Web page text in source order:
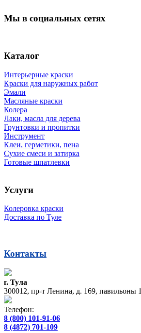
Мы в социальных сетях
Каталог
Интерьерные краски
Краски для наружных работ
Эмали
Масляные краски
Колера
Лаки, масла для дерева
Грунтовки и пропитки
Инструмент
Клеи, герметики, пена
Сухие смеси и затирка
Готовые шпатлевки
Услуги
Колеровка краски
Доставка по Туле
Контакты
г. Тула
300012, пр-т Ленина, д. 169, павильоны
Телефон:
8 (800) 101-91-06
8 (4872) 701-109